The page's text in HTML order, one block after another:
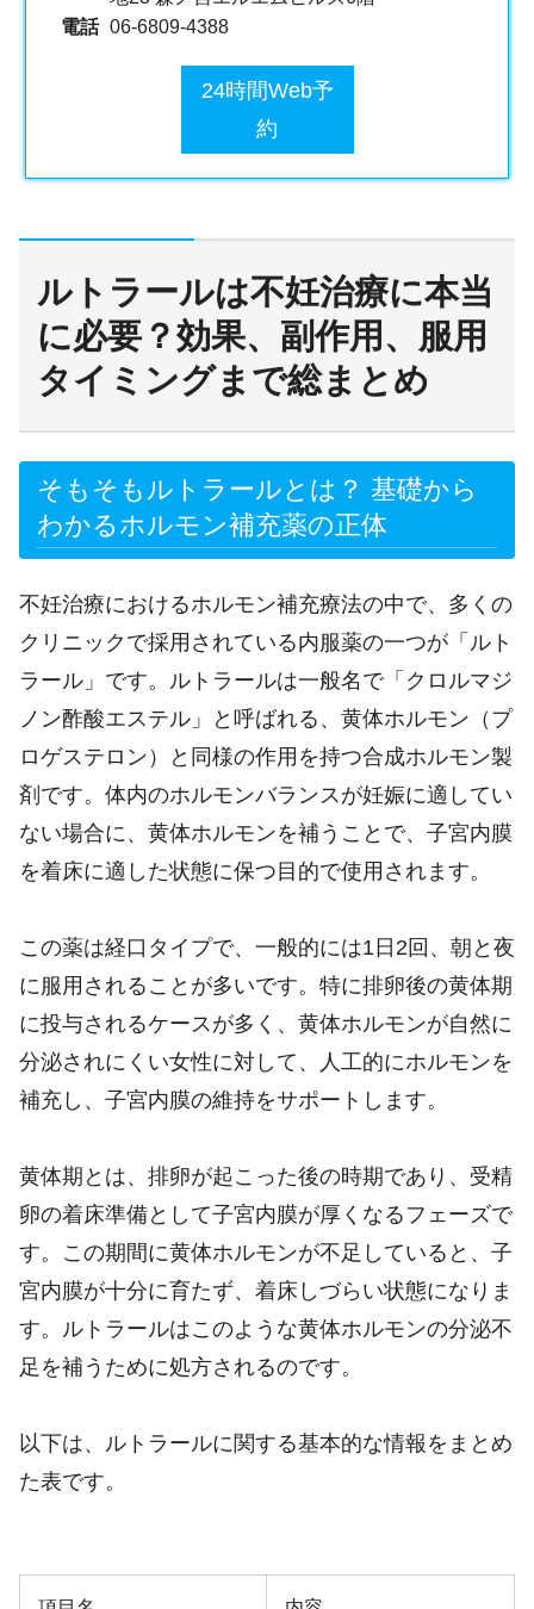
電話 06-6809-4388
24時間Web予
約
ルトラールは不妊治療に本当
に必要？効果、副作用、服用
タイミングまで総まとめ
そもそもルトラールとは？ 基礎から
わかるホルモン補充薬の正体
不妊治療におけるホルモン補充療法の中で、多くの
クリニックで採用されている内服薬の一つが「ルト
ラール」です。ルトラールは一般名で「クロルマジ
ノン酢酸エステル」と呼ばれる、黄体ホルモン（プ
ロゲステロン）と同様の作用を持つ合成ホルモン製
剤です。体内のホルモンバランスが妊娠に適してい
ない場合に、黄体ホルモンを補うことで、子宮内膜
を着床に適した状態に保つ目的で使用されます。
この薬は経口タイプで、一般的には1日2回、朝と夜
に服用されることが多いです。特に排卵後の黄体期
に投与されるケースが多く、黄体ホルモンが自然に
分泌されにくい女性に対して、人工的にホルモンを
補充し、子宮内膜の維持をサポートします。
黄体期とは、排卵が起こった後の時期であり、受精
卵の着床準備として子宮内膜が厚くなるフェーズで
す。この期間に黄体ホルモンが不足していると、子
宮内膜が十分に育たず、着床しづらい状態になりま
す。ルトラールはこのような黄体ホルモンの分泌不
足を補うために処方されるのです。
以下は、ルトラールに関する基本的な情報をまとめ
た表です。